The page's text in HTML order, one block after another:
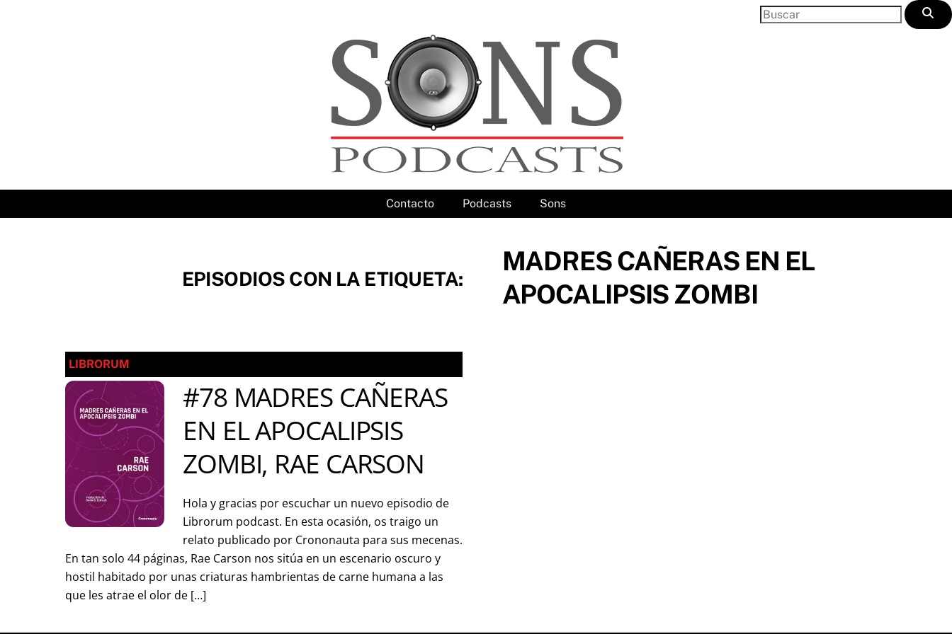
Contacto Podcasts Sons
EPISODIOS CON LA ETIQUETA:
MADRES CAÑERAS EN EL
APOCALIPSIS ZOMBI
LIBRORUM
#78 MADRES CAÑERAS
EN EL APOCALIPSIS
ZOMBI, RAE CARSON
Hola y gracias por escuchar un nuevo episodio de
Librorum podcast. En esta ocasión, os traigo un
relato publicado por Crononauta para sus mecenas.
En tan solo 44 páginas, Rae Carson nos sitúa en un escenario oscuro y
hostil habitado por unas criaturas hambrientas de carne humana a las
que les atrae el olor de […]